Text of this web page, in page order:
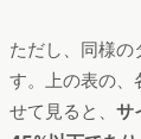
ただし、同様の
す。上の表の、
せて見ると、 サ